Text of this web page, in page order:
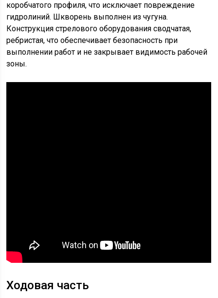
коробчатого профиля, что исключает повреждение
гидролиний. Шкворень выполнен из чугуна.
Конструкция стрелового оборудования сводчатая,
ребристая, что обеспечивает безопасность при
выполнении работ и не закрывает видимость рабочей
зоны.
Ходовая часть